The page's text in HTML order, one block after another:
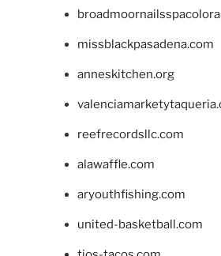
missblackpasadena.com
anneskitchen.org
reefrecordsllc.com
alawaffle.com
aryouthfishing.com
united-basketball.com